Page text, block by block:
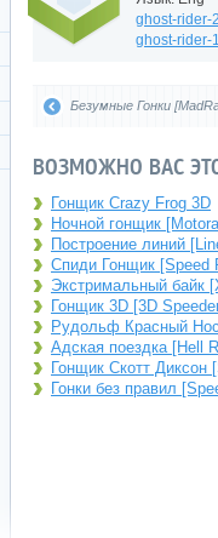
ghost-rider-
ghost-rider-
Безумные Гонки
ВОЗМОЖНО ВАС
Гонщик Crazy Frog 3D
Ночной гонщик
Построение линий
Спиди Гонщик [Speed
Экстримальный байк
Гонщик 3D [3D
Рудольф Красный
Адская поездка [Hell
Гонщик Скотт Диксон
Гонки без правил